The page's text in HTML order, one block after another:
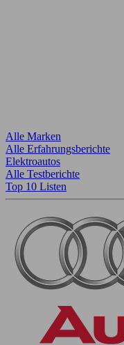
Alle Marken
Alle Erfahrungsberichte
Elektroautos
Alle Testberichte
Top 10 Listen